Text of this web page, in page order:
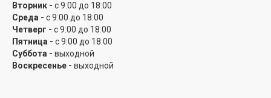
Вторник - с 9:00 до 18:00
Среда - с 9:00 до 18:00
Четверг - с 9:00 до 18:00
Пятница - с 9:00 до 18:00
Суббота - выходной
Воскресенье - выходной